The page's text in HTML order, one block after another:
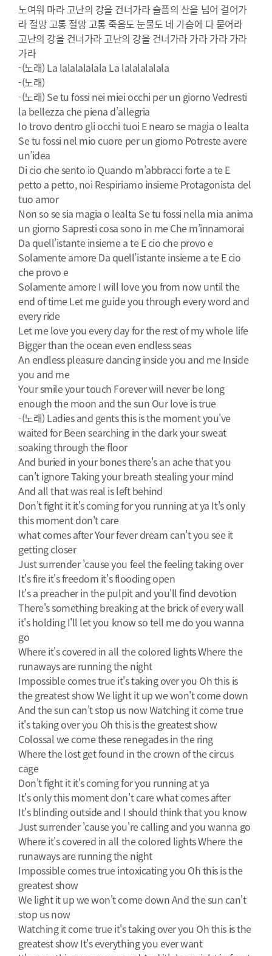
노여워 마라 고난의 강을 건너가라 슬픔의 산을 넘어 걸어가
라 절망 고통 절망 고통 죽음도 눈물도 네 가슴에 다 묻어라
고난의 강을 건너가라 고난의 강을 건너가라 가라 가라 가라
가라
-(노래) La lalalalalala La lalalalalala
-(노래)
-(노래) Se tu fossi nei miei occhi per un giorno Vedresti
la bellezza che piena d’allegria
Io trovo dentro gli occhi tuoi E nearo se magia o lealta
Se tu fossi nel mio cuore per un giorno Potreste avere
un’idea
Di cio che sento io Quando m’abbracci forte a te E
petto a petto, noi Respiriamo insieme Protagonista del
tuo amor
Non so se sia magia o lealta Se tu fossi nella mia anima
un giorno Sapresti cosa sono in me Che m’innamorai
Da quell’istante insieme a te E cio che provo e
Solamente amore Da quell’istante insieme a te E cio
che provo e
Solamente amore I will love you from now until the
end of time Let me guide you through every word and
every ride
Let me love you every day for the rest of my whole life
Bigger than the ocean even endless seas
An endless pleasure dancing inside you and me Inside
you and me
Your smile your touch Forever will never be long
enough the moon and the sun Our love is true
-(노래) Ladies and gents this is the moment you've
waited for Been searching in the dark your sweat
soaking through the floor
And buried in your bones there's an ache that you
can't ignore Taking your breath stealing your mind
And all that was real is left behind
Don't fight it it's coming for you running at ya It's only
this moment don't care
what comes after Your fever dream can't you see it
getting closer
Just surrender 'cause you feel the feeling taking over
It's fire it's freedom it's flooding open
It's a preacher in the pulpit and you'll find devotion
There's something breaking at the brick of every wall
it's holding I'll let you know so tell me do you wanna
go
Where it's covered in all the colored lights Where the
runaways are running the night
Impossible comes true it's taking over you Oh this is
the greatest show We light it up we won't come down
And the sun can't stop us now Watching it come true
it's taking over you Oh this is the greatest show
Colossal we come these renegades in the ring
Where the lost get found in the crown of the circus
cage
Don't fight it it's coming for you running at ya
It's only this moment don't care what comes after
It's blinding outside and I should think that you know
Just surrender 'cause you're calling and you wanna go
Where it's covered in all the colored lights Where the
runaways are running the night
Impossible comes true intoxicating you Oh this is the
greatest show
We light it up we won't come down And the sun can't
stop us now
Watching it come true it's taking over you Oh this is the
greatest show It's everything you ever want